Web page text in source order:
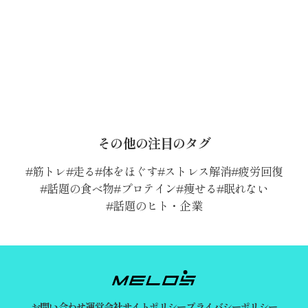
その他の注目のタグ
筋トレ 走る 体をほぐす ストレス解消 疲労回復
話題の食べ物 プロテイン 痩せる 眠れない
話題のヒト・企業